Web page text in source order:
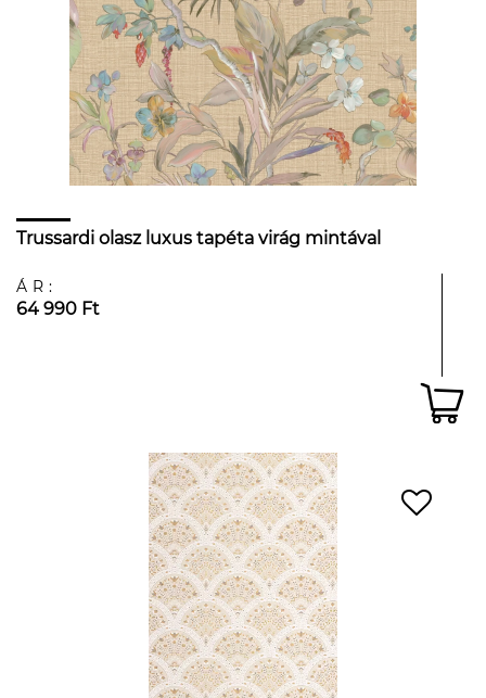
Trussardi olasz luxus tapéta virág mintával
ÁR:
64 990 Ft